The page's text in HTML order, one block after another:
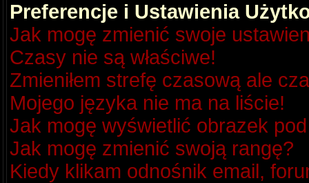
Preferencje i Ustawienia
Jak mogę zmienić swoje
Czasy nie są właściwe!
Zmieniłem strefę czasową ale
Mojego języka nie ma na liście!
Jak mogę wyświetlić obrazek
Jak mogę zmienić swoją rangę?
Kiedy klikam odnośnik email,